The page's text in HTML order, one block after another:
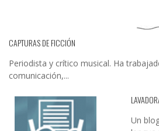
CAPTURAS DE FICCIÓN
Periodista y crítico musical. Ha
comunicación,...
Un